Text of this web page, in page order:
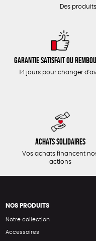
Des
Garantie satisfait ou
14 jours pour changer
Achats solidaires
Vos achats financent
actions
NOS PRODUITS
Notre collection
Accessoires